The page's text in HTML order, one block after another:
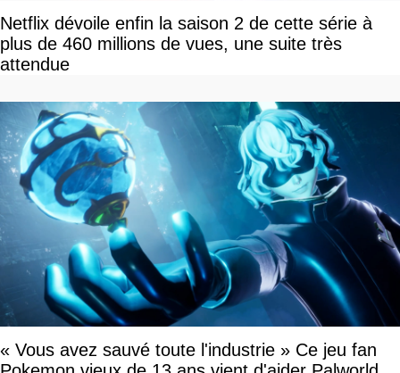
Netflix dévoile enfin la saison 2 de cette série à
plus de 460 millions de vues, une suite très
attendue
« Vous avez sauvé toute l'industrie » Ce jeu fan